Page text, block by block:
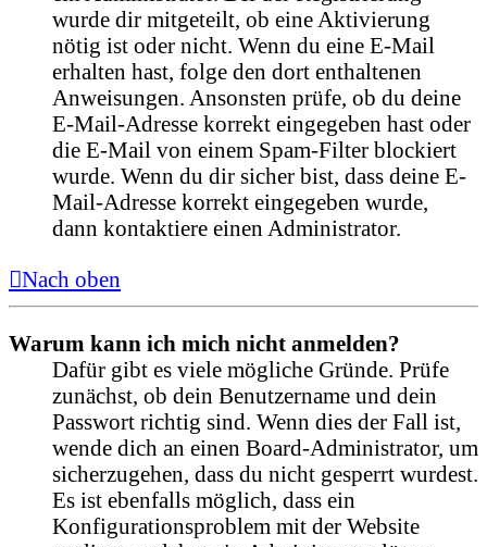
wurde dir mitgeteilt, ob eine Aktivierung
nötig ist oder nicht. Wenn du eine E-Mail
erhalten hast, folge den dort enthaltenen
Anweisungen. Ansonsten prüfe, ob du deine
E-Mail-Adresse korrekt eingegeben hast oder
die E-Mail von einem Spam-Filter blockiert
wurde. Wenn du dir sicher bist, dass deine E-
Mail-Adresse korrekt eingegeben wurde,
dann kontaktiere einen Administrator.
Nach oben
Warum kann ich mich nicht anmelden?
Dafür gibt es viele mögliche Gründe. Prüfe
zunächst, ob dein Benutzername und dein
Passwort richtig sind. Wenn dies der Fall ist,
wende dich an einen Board-Administrator, um
sicherzugehen, dass du nicht gesperrt wurdest.
Es ist ebenfalls möglich, dass ein
Konfigurationsproblem mit der Website